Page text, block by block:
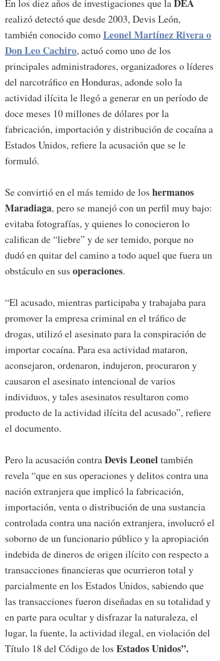
En los diez años de investigaciones que laDEA
realizó detectó que desde 2003, Devis León,
también conocido comoLeonel Martínez Rivera o
Don Leo Cachiro, actuó como uno de los
principales administradores, organizadores o líderes
del narcotráfico en Honduras, adonde solo la
actividad ilícita le llegó a generar en un período de
doce meses 10 millones de dólares por la
fabricación, importación y distribución de cocaína a
Estados Unidos, refiere la acusación que se le
formuló.
Se convirtió en el más temido de los hermanos
Maradiaga, pero se manejó con un perfil muy bajo:
evitaba fotografías, y quienes lo conocieron lo
califican de “liebre” y de ser temido, porque no
dudó en quitar del camino a todo aquel que fuera un
obstáculo en sus operaciones.
“El acusado, mientras participaba y trabajaba para
promover la empresa criminal en el tráfico de
drogas, utilizó el asesinato para la conspiración de
importar cocaína. Para esa actividad mataron,
aconsejaron, ordenaron, indujeron, procuraron y
causaron el asesinato intencional de varios
individuos, y tales asesinatos resultaron como
producto de la actividad ilícita del acusado”, refiere
el documento.
Pero la acusación contraDevis Leonel también
revela “que en sus operaciones y delitos contra una
nación extranjera que implicó la fabricación,
importación, venta o distribución de una sustancia
controlada contra una nación extranjera, involucró el
soborno de un funcionario público y la apropiación
indebida de dineros de origen ilícito con respecto a
transacciones financieras que ocurrieron total y
parcialmente en los Estados Unidos, sabiendo que
las transacciones fueron diseñadas en su totalidad y
en parte para ocultar y disfrazar la naturaleza, el
lugar, la fuente, la actividad ilegal, en violación del
Título 18 del Código de los Estados Unidos”.